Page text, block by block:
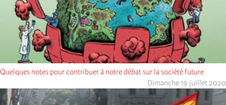
Quelques notes pour contribuer à notre débat sur la société future
Dimanche 19 juillet 2020